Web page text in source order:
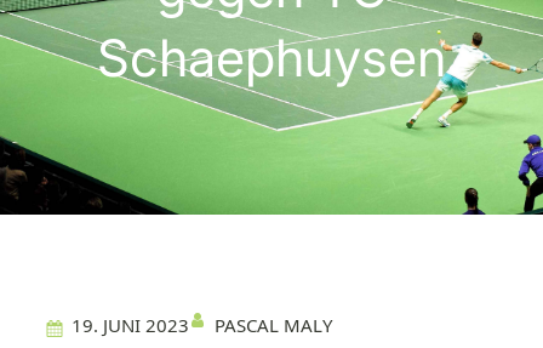
Schaephuysen
19. JUNI 2023 PASCAL MALY